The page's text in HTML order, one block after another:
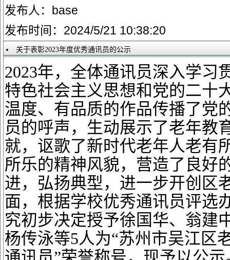
发布人：base
发布时间：2024/5/21 10:38:20
关于表彰2023年度优秀通讯员的公示
2023年，全体通讯员深入学习
特色社会主义思想和党的二十
温度、有品质的作品传播了党
员的呼声，生动展示了老年教
就，讴歌了新时代老年人老有
所乐的精神风貌，营造了良好
进，弘扬典型，进一步开创 区
面，根据学校优秀通讯员评选
究初步决定授予徐国华、翁建
杨传泳等5人为“苏州市吴江区